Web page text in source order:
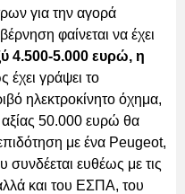
για την αγορά
φαίνεται να έχει
4.500-5.000 ευρώ, η
έχει γράψει το
ηλεκτροκίνητο όχημα,
50.000 ευρώ θα
με ένα Peugeot,
ευθέως με τις
και του ΕΣΠΑ, του